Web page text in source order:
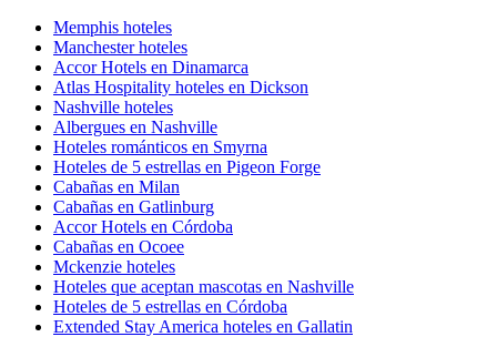
Memphis hoteles
Manchester hoteles
Accor Hotels en Dinamarca
Atlas Hospitality hoteles en Dickson
Nashville hoteles
Albergues en Nashville
Hoteles románticos en Smyrna
Hoteles de 5 estrellas en Pigeon Forge
Cabañas en Milan
Cabañas en Gatlinburg
Accor Hotels en Córdoba
Cabañas en Ocoee
Mckenzie hoteles
Hoteles que aceptan mascotas en Nashville
Hoteles de 5 estrellas en Córdoba
Extended Stay America hoteles en Gallatin